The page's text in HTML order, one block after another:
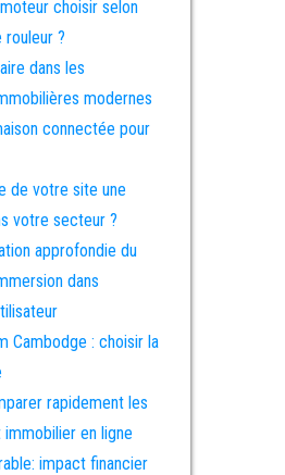
choisir selon
?
dans les
modernes
connectée pour
de votre site une
votre secteur ?
approfondie du
dans
Cambodge : choisir la
rapidement les
en ligne
impact financier